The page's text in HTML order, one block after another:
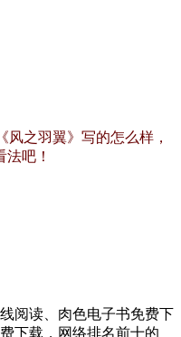
风之羽翼》写的怎么样，
吧！
阅读、肉色电子书免费下
下载，网络排名前十的